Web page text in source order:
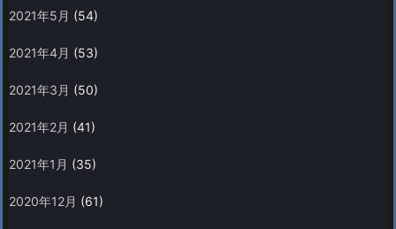
2021年5月 (54)
2021年4月 (53)
2021年3月 (50)
2021年2月 (41)
2021年1月 (35)
2020年12月 (61)